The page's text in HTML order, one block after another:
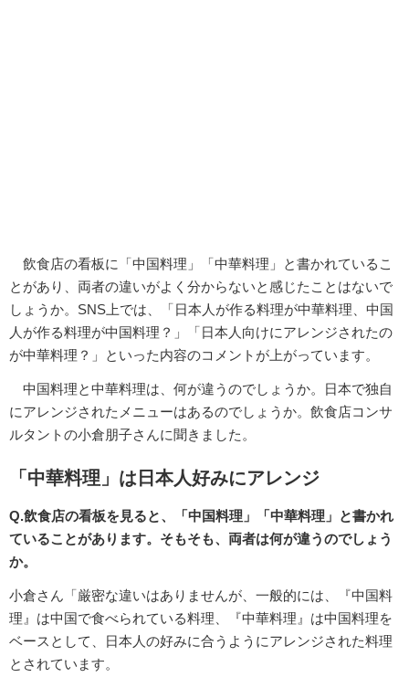
飲食店の看板に「中国料理」「中華料理」と書かれているこ
とがあり、両者の違いがよく分からないと感じたことはないで
しょうか。SNS上では、「日本人が作る料理が中華料理、中国
人が作る料理が中国料理？」「日本人向けにアレンジされたの
が中華料理？」といった内容のコメントが上がっています。
中国料理と中華料理は、何が違うのでしょうか。日本で独自
にアレンジされたメニューはあるのでしょうか。飲食店コンサ
ルタントの小倉朋子さんに聞きました。
「中華料理」は日本人好みにアレンジ
Q.飲食店の看板を見ると、「中国料理」「中華料理」と書かれ
ていることがあります。そもそも、両者は何が違うのでしょう
か。
小倉さん「厳密な違いはありませんが、一般的には、『中国料
理』は中国で食べられている料理、『中華料理』は中国料理を
ベースとして、日本人の好みに合うようにアレンジされた料理
とされています。